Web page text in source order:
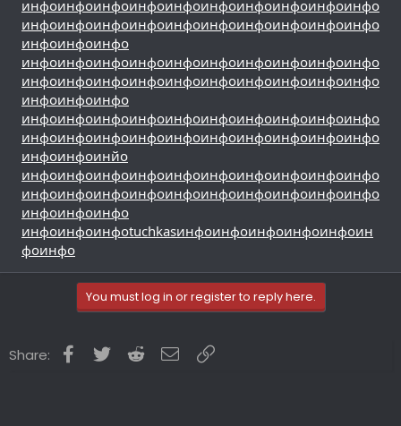
инфоинфоинфоинфоинфоинфоинфоинфоинфоинфо
инфоинфоинфоинфоинфоинфоинфоинфоинфоинфо
инфоинфоинфо
инфоинфоинфоинфоинфоинфоинфоинфоинфоинфо
инфоинфоинфоинфоинфоинфоинфоинфоинфоинфо
инфоинфоинфо
инфоинфоинфоинфоинфоинфоинфоинфоинфоинфо
инфоинфоинфоинфоинфоинфоинфоинфоинфоинфо
инфоинфоинйо
инфоинфоинфоинфоинфоинфоинфоинфоинфоинфо
инфоинфоинфоинфоинфоинфоинфоинфоинфоинфо
инфоинфоинфо
инфоинфоинфоtuchkasинфоинфоинфоинфоинфоин
фоинфо
You must log in or register to reply here.
Share: Facebook
TwitterRedditEmailLink